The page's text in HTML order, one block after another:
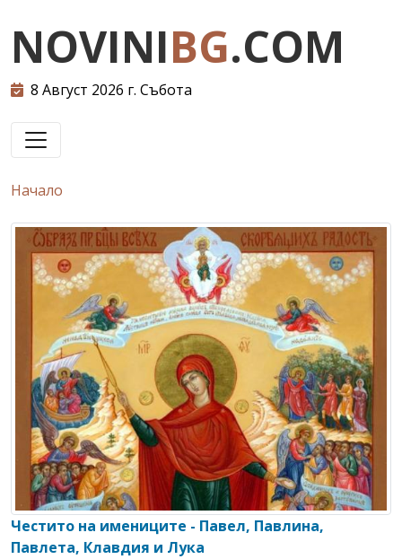
NOVINIBG.COM
8 Август 2026 г. Събота
Начало
Честито на имениците - Павел, Павлина,
Павлета, Клавдия и Лука